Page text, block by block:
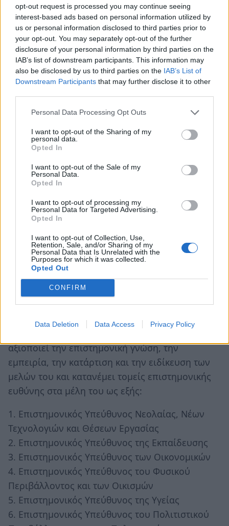
opt-out request is processed you may continue seeing
interest-based ads based on personal information utilized by
us or personal information disclosed to third parties prior to
your opt-out. You may separately opt-out of the further
disclosure of your personal information by third parties on the
IAB’s list of downstream participants. This information may
also be disclosed by us to third parties on the IAB’s List of
Downstream Participants that may further disclose it to other
Personal Data Processing Opt Outs
I want to opt-out of the Sharing of my
personal data.
Opted In
I want to opt-out of the Sale of my
Personal Data.
Opted In
I want to opt-out of processing my
Personal Data for Targeted Advertising.
Opted In
I want to opt-out of Collection, Use,
Retention, Sale, and/or Sharing of my
Personal Data that Is Unrelated with the
Purposes for which it was collected.
Opted Out
CONFIRM
Data Deletion Data Access Privacy Policy
Φιλόλογος, Υπεύθυνη εκπαίδευσης στο Κέντρο
δια βίου μάθησης Δήμου Ελαφονήσου,
Πτυχιούχος της Φιλοσοφικής Σχολής του
Πανεπιστημίου Αθηνών, Μεταπτυχιακό στην
Ιστορία της φιλοσοφίας της Φιλοσοφικής
Σχολής του Πανεπιστημίου Αθηνών.
ΣΚΑΛΚΟΓΙΑΝΝΗ ΓΡΗΓΟΡΙΑ του Παρασκευά,
Πτυχιούχος ΕΠΑΣ, Τμήματος Φυσικοθεραπείας
Τακτικά μέλη, τα Έκτακτα Μέλη, τα Ομότιμα μέλη
και από τα Αρωγά και Φιλικά μέλη του
Επιστημονικού Σωματείου. Όλα τα μέλη των
Επιτροπών έτυχαν της υψηλής εμπιστοσύνης
στις προτιμήσεις των εκλογέων ο Λιάρος
Ιωάννης του Θεοδώρου και η Σκαλκόγιαννη
Γρηγορία του Παρασκευά.
ΥΠΕΥΘΥΝΟΙ ΕΠΙΣΤΗΜΟΝΙΚΩΝ ΤΟΜΕΩΝ
Ο Σύλλογος, για την πραγμάτωση των στόχων
αξιοποιεί την επιστημονική γνώση, την
εμπειρία, την κατάρτιση και την ειδίκευση των
μελών του και κατανέμει τομείς επιστημονικής
ευθύνης στα μέλη του ως εξής:
1. Επιστημονικός Υπεύθυνος Νεολαίας, Νέων
Τεχνολογιών και Θέσεων Εργασίας
2. Επιστημονικός Υπεύθυνος της Εκπαίδευσης
3. Επιστημονικός Υπεύθυνος των Οικονομικών
4. Επιστημονικός Υπεύθυνος του Φυσικού
Περιβάλλοντος και των Οικισμών
5. Επιστημονικός Υπεύθυνος της Υγείας
6. Επιστημονικός Υπεύθυνος του Πολιτιστικού